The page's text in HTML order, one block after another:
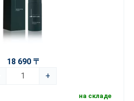
18 690 〒
+
на складе